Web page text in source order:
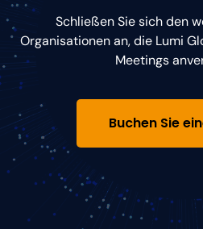
Schließen Sie sich den
Organisationen an, die Lumi
Meetings
Buchen Sie